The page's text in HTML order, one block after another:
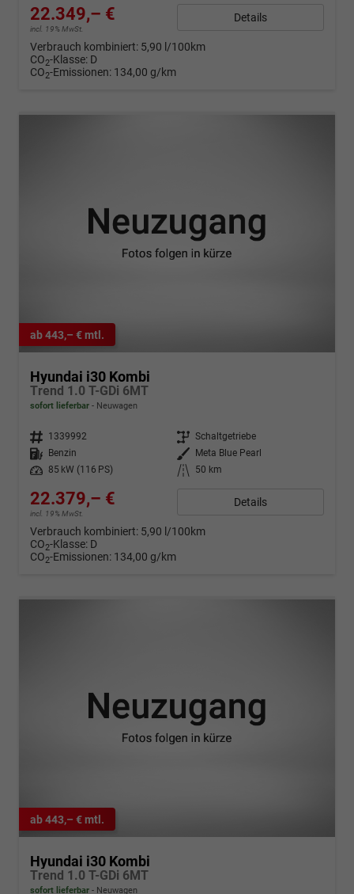
22.349,– €
incl. 19% MwSt.
Details
Verbrauch kombiniert: 5,90 l/100km
CO2-Klasse: D
CO2-Emissionen: 134,00 g/km
ab 443,– € mtl.
Hyundai i30 Kombi
Trend 1.0 T-GDi 6MT
sofort lieferbar Neuwagen
Fahrzeugnr. 1339992 Getriebe Schaltgetriebe
Kraftstoff
Benzin Außenfarbe
Meta Blue Pearl
Leistung
85 kW (116 PS) Kilometerstand 50 km
22.379,– €
incl. 19% MwSt.
Details
Verbrauch kombiniert: 5,90 l/100km
CO2-Klasse: D
CO2-Emissionen: 134,00 g/km
ab 443,– € mtl.
Hyundai i30 Kombi
Trend 1.0 T-GDi 6MT
sofort lieferbar Neuwagen